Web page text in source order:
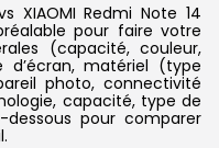
XIAOMI Redmi Note 14
pour faire votre
(capacité, couleur,
matériel (type
photo, connectivité
capacité, type de
pour comparer